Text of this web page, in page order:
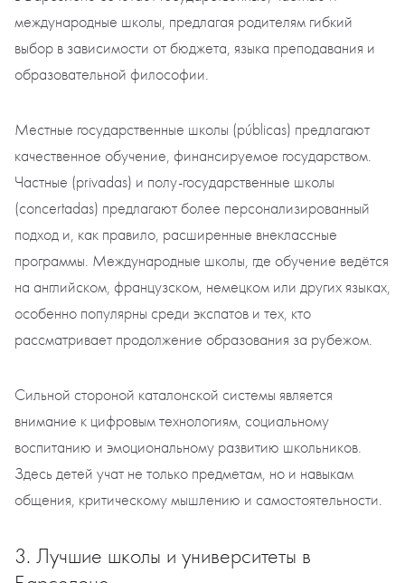
международные школы, предлагая родителям гибкий
выбор в зависимости от бюджета, языка преподавания и
образовательной философии.
Местные государственные школы (públicas) предлагают
качественное обучение, финансируемое государством.
Частные (privadas) и полу-государственные школы
(concertadas) предлагают более персонализированный
подход и, как правило, расширенные внеклассные
программы. Международные школы, где обучение ведётся
на английском, французском, немецком или других языках,
особенно популярны среди экспатов и тех, кто
рассматривает продолжение образования за рубежом.
Сильной стороной каталонской системы является
внимание к цифровым технологиям, социальному
воспитанию и эмоциональному развитию школьников.
Здесь детей учат не только предметам, но и навыкам
общения, критическому мышлению и самостоятельности.
3. Лучшие школы и университеты в